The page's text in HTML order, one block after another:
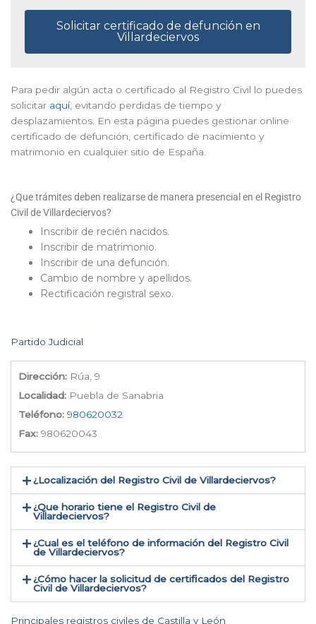
Solicitar certificado de defunción en
Villardeciervos
Para pedir algún acta o certificado al Registro Civil lo puedes
solicitar aquí, evitando perdidas de tiempo y
desplazamientos. En esta página puedes gestionar online
certificado de defunción, certificado de nacimiento y
matrimonio en cualquier sitio de España.
¿Que trámites deben realizarse de manera presencial en el Registro
Civil de Villardeciervos?
Inscribir de recién nacidos.
Inscribir de matrimonio.
Inscribir de una defunción.
Cambio de nombre y apellidos.
Rectificación registral sexo.
Partido Judicial
Dirección: Rúa, 9
Localidad: Puebla de Sanabria
Teléfono: 980620032
Fax: 980620043
¿Localización del Registro Civil de Villardeciervos​?
¿Que horario tiene el Registro Civil de
Villardeciervos?
¿Cual es el teléfono de información del Registro Civil
de Villardeciervos​?
¿Cómo hacer la solicitud de certificados del Registro
Civil de Villardeciervos​?
Principales registros civiles de Castilla y León